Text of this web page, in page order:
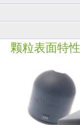
颗粒表面特